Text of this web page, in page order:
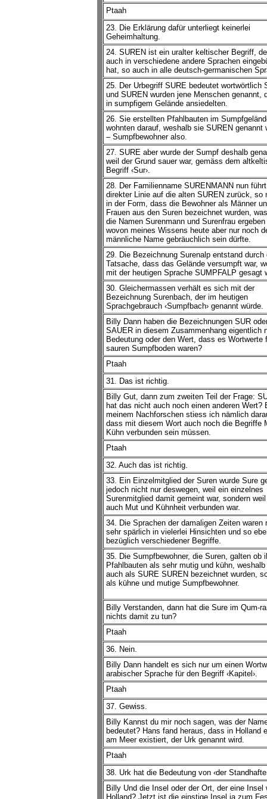
Ptaah
23. Die Erklärung dafür unterliegt keinerlei
Geheimhaltung.
24. SUREN ist ein uralter keltischer Begriff,
auch in verschiedene andere Sprachen
hat, so auch in alle deutsch-germanischen
25. Der Urbegriff SURE bedeutet wortwörtlich
und SUREN wurden jene Menschen genannt,
in sumpfigem Gelände ansiedelten.
26. Sie erstellten Pfahlbauten im
wohnten darauf, weshalb sie SUREN genannt
– Sumpfbewohner also.
27. SURE aber wurde der Sumpf deshalb
weil der Grund sauer war, gemäss dem
Begriff ‹Sur›.
28. Der Familienname SURENMANN nun
direkter Linie auf die alten SUREN zurück, so
in der Form, dass die Bewohner als Männer
Frauen aus den Suren bezeichnet wurden,
die Namen Surenmann und Surenfrau
wovon meines Wissens heute aber nur noch
männliche Name gebräuchlich sein dürfte.
29. Die Bezeichnung Surenalp entstand durch
Tatsache, dass das Gelände versumpft war,
mit der heutigen Sprache SUMPFALP gesagt
30. Gleichermassen verhält es sich mit der
Bezeichnung Surenbach, der im heutigen
Sprachgebrauch ‹Sumpfbach› genannt würde.
Billy Dann haben die Bezeichnungen SUR
SAUER in diesem Zusammenhang eigentlich
Bedeutung oder den Wert, dass es Wortwerte
sauren Sumpfboden waren?
Ptaah
31. Das ist richtig.
Billy Gut, dann zum zweiten Teil der Frage:
hat das nicht auch noch einen anderen Wert?
meinem Nachforschen stiess ich nämlich
dass mit diesem Wort auch noch die Begriffe
Kühn verbunden sein müssen.
Ptaah
32. Auch das ist richtig.
33. Ein Einzelmitglied der Suren wurde Sure
jedoch nicht nur deswegen, weil ein einzelnes
Surenmitglied damit gemeint war, sondern
auch Mut und Kühnheit verbunden war.
34. Die Sprachen der damaligen Zeiten waren
sehr spärlich in vielerlei Hinsichten und so
bezüglich verschiedener Begriffe.
35. Die Sumpfbewohner, die Suren, galten ob
Pfahlbauten als sehr mutig und kühn, weshalb
auch als SURE SUREN bezeichnet wurden,
als kühne und mutige Sumpfbewohner.
Billy Verstanden, dann hat die Sure im Qum-
nichts damit zu tun?
Ptaah
36. Nein.
Billy Dann handelt es sich nur um einen
arabischer Sprache für den Begriff ‹Kapitel›.
Ptaah
37. Gewiss.
Billy Kannst du mir noch sagen, was der
bedeutet? Hans fand heraus, dass in Holland
am Meer existiert, der Urk genannt wird.
Ptaah
38. Urk hat die Bedeutung von ‹der
Billy Und die Insel oder der Ort, der eine Insel
Holland? Jetzt ist die einstige Insel ja zum